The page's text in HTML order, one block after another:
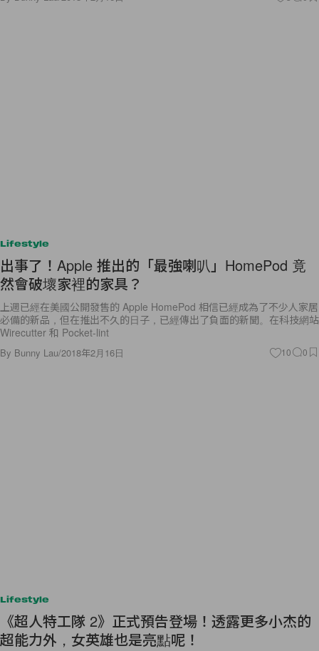
Lifestyle
出事了！Apple 推出的「最強喇叭」HomePod 竟
然會破壞家裡的家具？
上週已經在美國公開發售的 Apple HomePod 相信已經成為了不少人家居
必備的新品，但在推出不久的日子，已經傳出了負面的新聞。在科技網站
Wirecutter 和 Pocket-lint
By Bunny Lau/2018年2月16日 10 0
Lifestyle
《超人特工隊 2》正式預告登場！透露更多小杰的
超能力外，女英雄也是亮點呢！